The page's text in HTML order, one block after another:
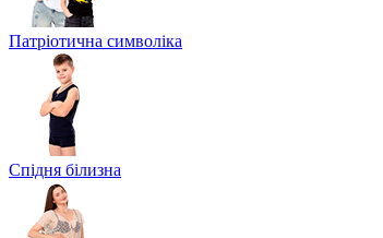
Патріотична символіка
Спідня білизна